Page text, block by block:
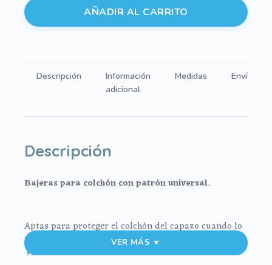
para
Colchón
Algodón
AÑADIR AL CARRITO
Descripción
Información
adicional
Medidas Envíos
Descripción
Bajeras para colchón con patrón universal.
Aptas para proteger el colchón del capazo cuando lo
llevas encima del interior, 0 cuando no llevas interior
de capazo.
VER MÁS ▼